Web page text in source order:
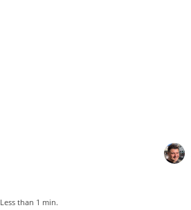
Less than 1 min.